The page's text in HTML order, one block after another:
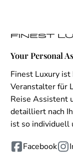
Your Personal
Finest Luxury
Veranstalter für
Reise Assistent
detailliert nach
ist so individuell
Facebook